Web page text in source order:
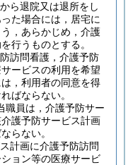
ら退院又は退所をし
た場合には，居宅に
，あらかじめ，介護
行うものとする。
訪問看護，介護予防
ービスの利用を希望
，利用者の同意を得
ばならない。
職員は，介護予防サー
護予防サービス計画
らない。
計画に介護予防訪問
ョン等の医療サービ